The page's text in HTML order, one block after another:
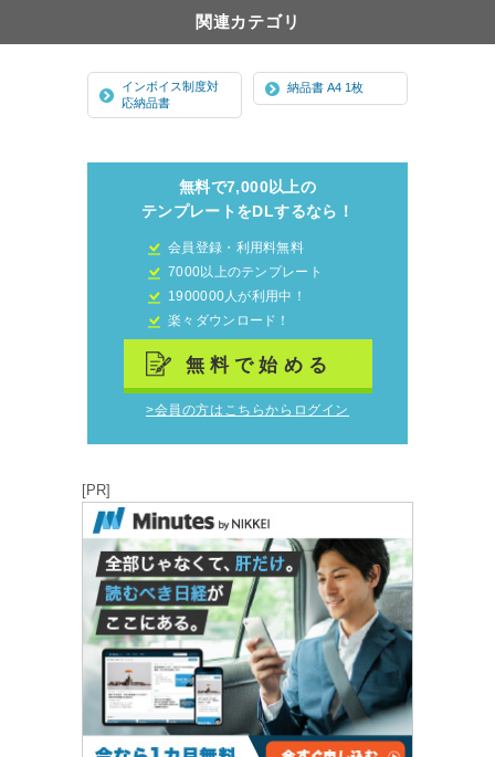
関連カテゴリ
インボイス制度対
応納品書
納品書 A4 1枚
無料で7,000以上の
テンプレートをDLするなら！
会員登録・利用料無料
7000以上のテンプレート
1900000人が利用中！
楽々ダウンロード！
無料で始める
>会員の方はこちらからログイン
[PR]